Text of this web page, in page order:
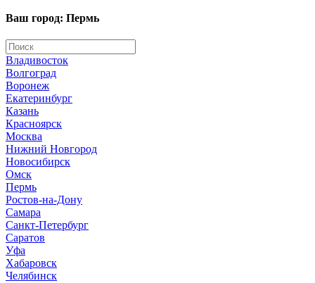
Ваш город: Пермь
Владивосток
Волгоград
Воронеж
Екатеринбург
Казань
Красноярск
Москва
Нижний Новгород
Новосибирск
Омск
Пермь
Ростов-на-Дону
Самара
Санкт-Петербург
Саратов
Уфа
Хабаровск
Челябинск